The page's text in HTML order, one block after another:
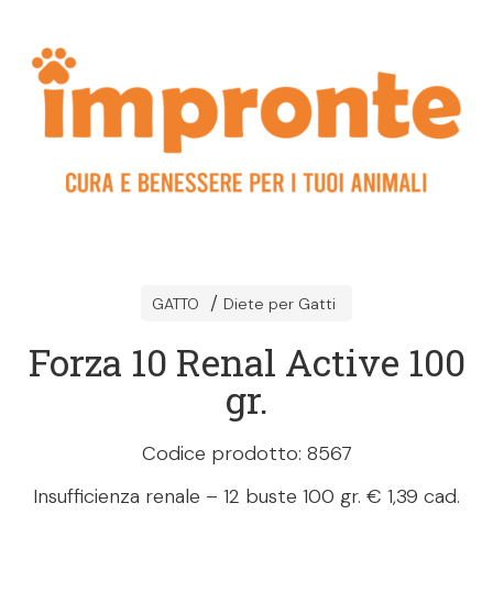
GATTO Diete per Gatti
Forza 10 Renal Active 100
gr.
Codice prodotto: 8567
Insufficienza renale – 12 buste 100 gr. € 1,39 cad.